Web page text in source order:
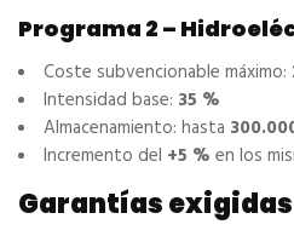
Programa 2 –
Coste subvencionable máximo:
Intensidad base: 35 %
Almacenamiento: hasta
Incremento del +5 % en los
Garantías exigidas